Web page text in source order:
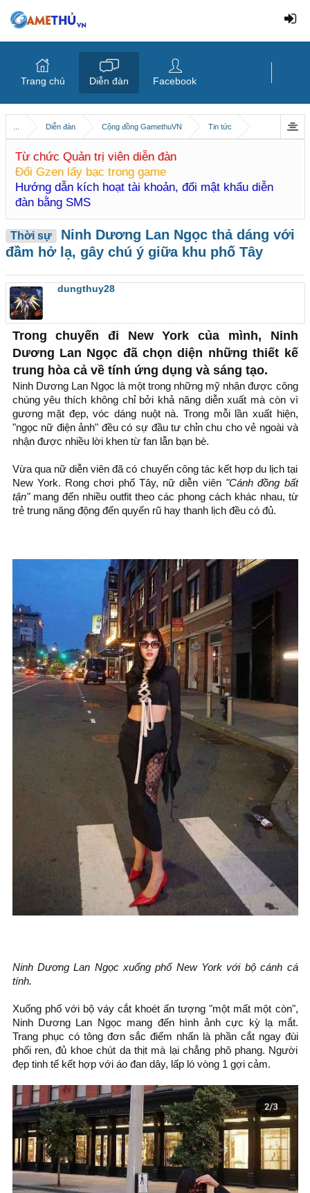
Diễn đàn Cộng đồng GamethuVN Tin tức
Từ chức Quản trị viên diễn đàn
Đổi Gzen lấy bạc trong game
Hướng dẫn kích hoạt tài khoản, đổi mật khẩu diễn
đàn bằng SMS
Thời sự Ninh Dương Lan Ngọc thả dáng với
đầm hở lạ, gây chú ý giữa khu phố Tây
dungthuy28
Trong chuyến đi New York của mình, Ninh
Dương Lan Ngọc đã chọn diện những thiết kế
trung hòa cả về tính ứng dụng và sáng tạo.
Ninh Dương Lan Ngọc là một trong những mỹ nhân được công
chúng yêu thích không chỉ bởi khả năng diễn xuất mà còn vì
gương mặt đẹp, vóc dáng nuột nà. Trong mỗi lần xuất hiện,
"ngọc nữ điện ảnh" đều có sự đầu tư chỉn chu cho vẻ ngoài và
nhận được nhiều lời khen từ fan lẫn bạn bè.
Vừa qua nữ diễn viên đã có chuyến công tác kết hợp du lịch tại
New York. Rong chơi phố Tây, nữ diễn viên "Cánh đồng bất
tận"mang đến nhiều outfit theo các phong cách khác nhau, từ
trẻ trung năng động đến quyến rũ hay thanh lịch đều có đủ.
Ninh Dương Lan Ngọc xuống phố New York với bộ cánh cá
tính.
Xuống phố với bộ váy cắt khoét ấn tượng "một mất một còn",
Ninh Dương Lan Ngọc mang đến hình ảnh cực kỳ lạ mắt.
Trang phục có tông đơn sắc điểm nhấn là phần cắt ngay đùi
phối ren, đủ khoe chút da thịt mà lại chẳng phô phang. Người
đẹp tinh tế kết hợp với áo đan dây, lấp ló vòng 1 gợi cảm.
Trang chủ Diễn đàn Facebook